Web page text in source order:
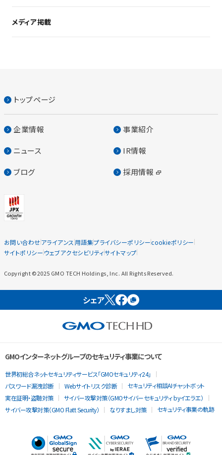
メディア掲載
トップページ
企業情報 事業紹介
ニュース IR情報
ブログ 採用情報
お問い合わせアライアンス 用語集プライバシーポリシーcookieポリシー
サイトポリシー ウェブアクセシビリティサイトマップ
Copyright ©2025 GMO TECH Holdings, Inc. All Rights Reserved.
シェア
GMOインターネットグループのセキュリティ事業について
世界初総合ネットセキュリティサービス「GMOセキュリティ24」
パスワード漏洩診断
Webサイトリスク診断
セキュリティ相談AIチャットボット
実在証明・盗聴対策
サイバー攻撃対策（GMOサイバーセキュリティ byイエラエ）
サイバー攻撃対策（GMO Flatt Security）
なりすまし対策 セキュリティ事業の軌跡